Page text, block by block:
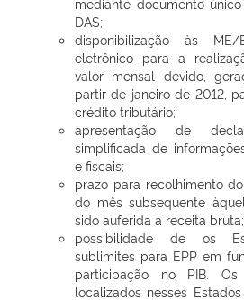
DAS;
disponibilização às
eletrônico para a
valor mensal devido,
partir de janeiro de 2012,
crédito tributário;
apresentação de
simplificada de
e fiscais;
prazo para recolhimento
do mês subsequente
sido auferida a receita bruta;
possibilidade de os
sublimites para EPP em
participação no PIB. Os
localizados nesses